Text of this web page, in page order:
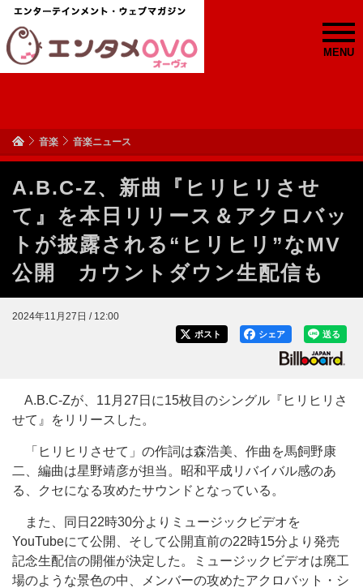
MENU
音楽 音楽ニュース
A.B.C-Z、新曲『ヒリヒリさせ
て』を本日リリース＆アクロバッ
トが披露される“ヒリヒリ”なMV
公開 カウントダウン生配信も
2024年11月27日 / 12:00
送る
シェア
ポスト
A.B.C-Zが、11月27日に15枚目のシングル『ヒリヒリさ
せて』をリリースした。
「ヒリヒリさせて」の作詞は森浩美、作曲を馬飼野康
二、編曲は星野靖彦が担当。昭和平成リバイバル感のあ
る、クセになる攻めたサウンドとなっている。
また、同日22時30分よりミュージックビデオを
YouTubeにて公開、そして公開直前の22時15分より発売
記念生配信の開催が決定した。ミュージックビデオは廃工
場のような景色の中、メンバーの攻めたアクロバット・シ